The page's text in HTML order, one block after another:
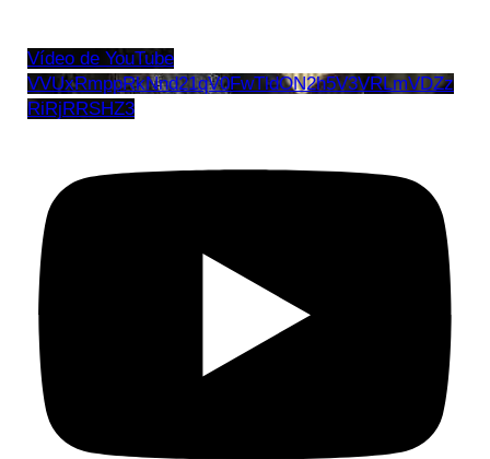
Vídeo de YouTube
VVUxRmppRkNnd21qV0FwTldON2h5V3VRLmVDZz
RiRjRRSHZ3